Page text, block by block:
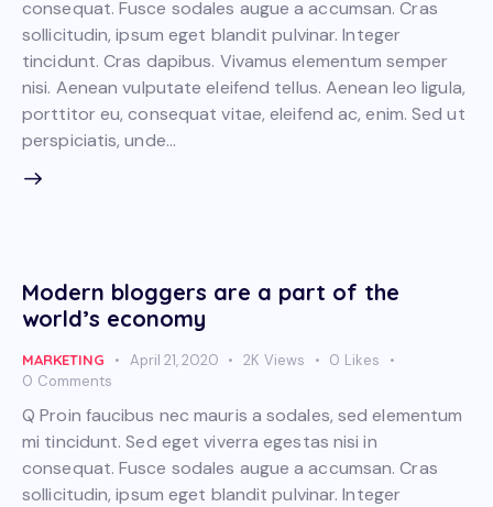
consequat. Fusce sodales augue a accumsan. Cras
sollicitudin, ipsum eget blandit pulvinar. Integer
tincidunt. Cras dapibus. Vivamus elementum semper
nisi. Aenean vulputate eleifend tellus. Aenean leo ligula,
porttitor eu, consequat vitae, eleifend ac, enim. Sed ut
perspiciatis, unde…
Modern bloggers are a part of the
world’s economy
MARKETING April 21, 2020 2K Views 0 Likes
0 Comments
Q Proin faucibus nec mauris a sodales, sed elementum
mi tincidunt. Sed eget viverra egestas nisi in
consequat. Fusce sodales augue a accumsan. Cras
sollicitudin, ipsum eget blandit pulvinar. Integer